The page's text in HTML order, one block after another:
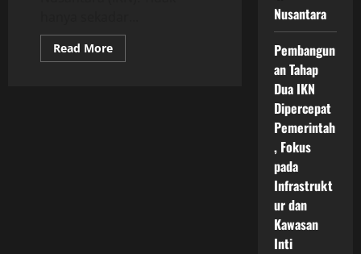
Read MoreRead
more
Nusantara
Pembangun
an Tahap
Dua IKN
Dipercepat
Pemerintah
, Fokus
pada
Infrastrukt
ur dan
Kawasan
Inti